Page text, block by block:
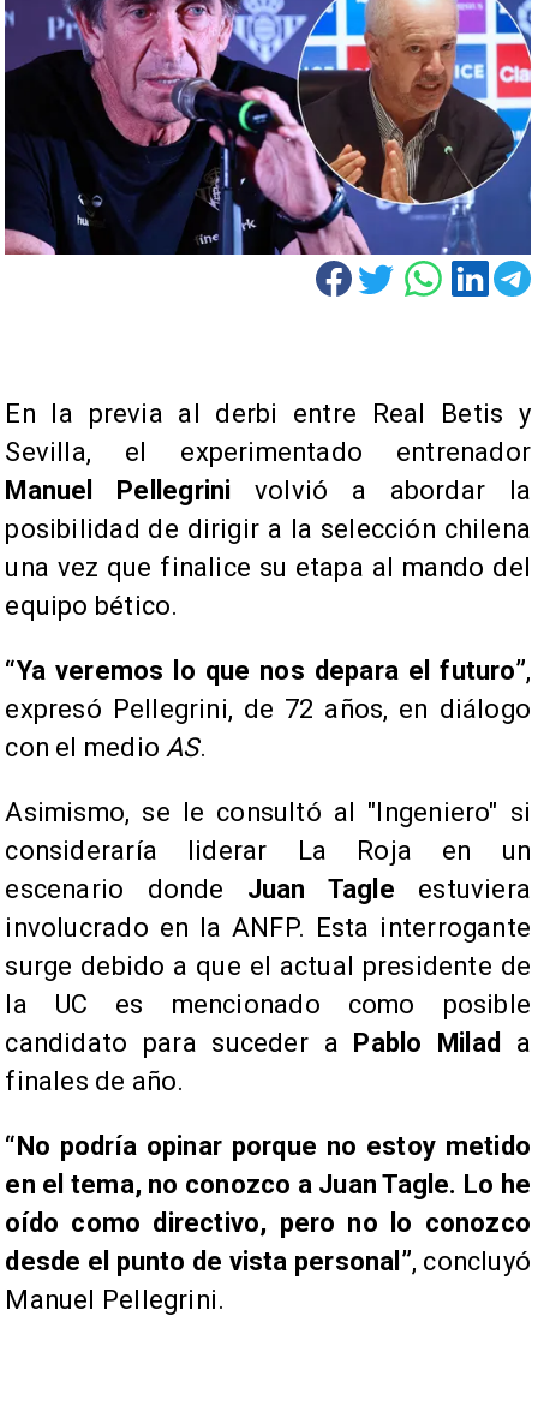
En la previa al derbi entre Real Betis y
Sevilla, el experimentado entrenador
Manuel Pellegrini volvió a abordar la
posibilidad de dirigir a la selección chilena
una vez que finalice su etapa al mando del
equipo bético.
“Ya veremos lo que nos depara el futuro”,
expresó Pellegrini, de 72 años, en diálogo
con el medio AS.
Asimismo, se le consultó al "Ingeniero" si
consideraría liderar La Roja en un
escenario donde Juan Tagle estuviera
involucrado en la ANFP. Esta interrogante
surge debido a que el actual presidente de
la UC es mencionado como posible
candidato para suceder a Pablo Milad
a
finales de año.
“No podría opinar porque no estoy metido
en el tema, no conozco a Juan Tagle. Lo he
oído como directivo, pero no lo conozco
desde el punto de vista personal”, concluyó
Manuel Pellegrini.